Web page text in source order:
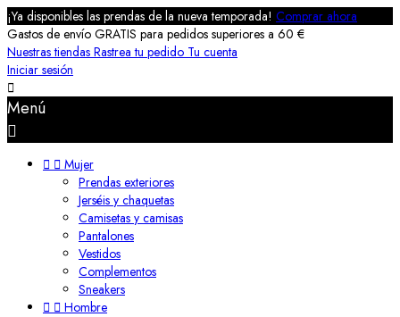
¡Ya disponibles las prendas de la nueva temporada! Comprar ahora
Gastos de envío GRATIS para pedidos superiores a 60 €
Nuestras tiendas Rastrea tu pedido Tu cuenta
Iniciar sesión

Menú

  Mujer
Prendas exteriores
Jerséis y chaquetas
Camisetas y camisas
Pantalones
Vestidos
Complementos
Sneakers
  Hombre